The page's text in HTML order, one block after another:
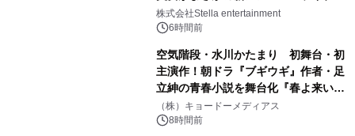
のサプライズ発表に会場騒然
株式会社Stella entertainment
6時間前
空気階段・水川かたまり 初舞台・初
主演作！朝ドラ『ブギウギ』作者・足
立紳の青春小説を舞台化『春よ来い、
マジで来い』キービジュアル解禁！
（株）キョードーメディアス
8時間前